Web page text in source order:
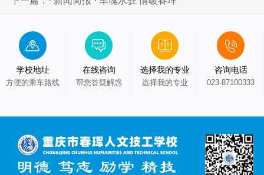
学校地址
方便的乘车路线
在线咨询
帮您答疑解惑
选择我的专业
选择我的专业
咨询电话
023-87100333